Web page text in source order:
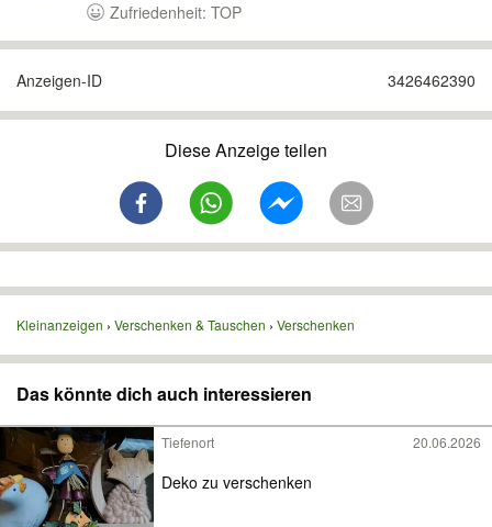
Zufriedenheit: TOP
Anzeigen-ID 3426462390
Diese Anzeige teilen
Kleinanzeigen Verschenken & Tauschen Verschenken
Das könnte dich auch interessieren
Tiefenort 20.06.2026
Deko zu verschenken